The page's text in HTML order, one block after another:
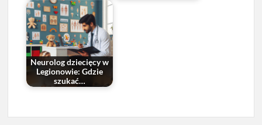
Neurolog dziecięcy w
Legionowie: Gdzie
szukać…